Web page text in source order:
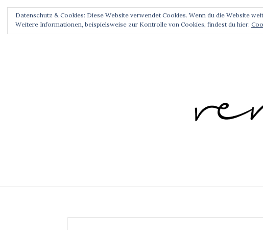
HOME ABOUT ME CONTACT CREATIVE
Datenschutz & Cookies: Diese Website verwendet Cookies. Wenn du die Website
Weitere Informationen, beispielsweise zur Kontrolle von Cookies, findest du hier: